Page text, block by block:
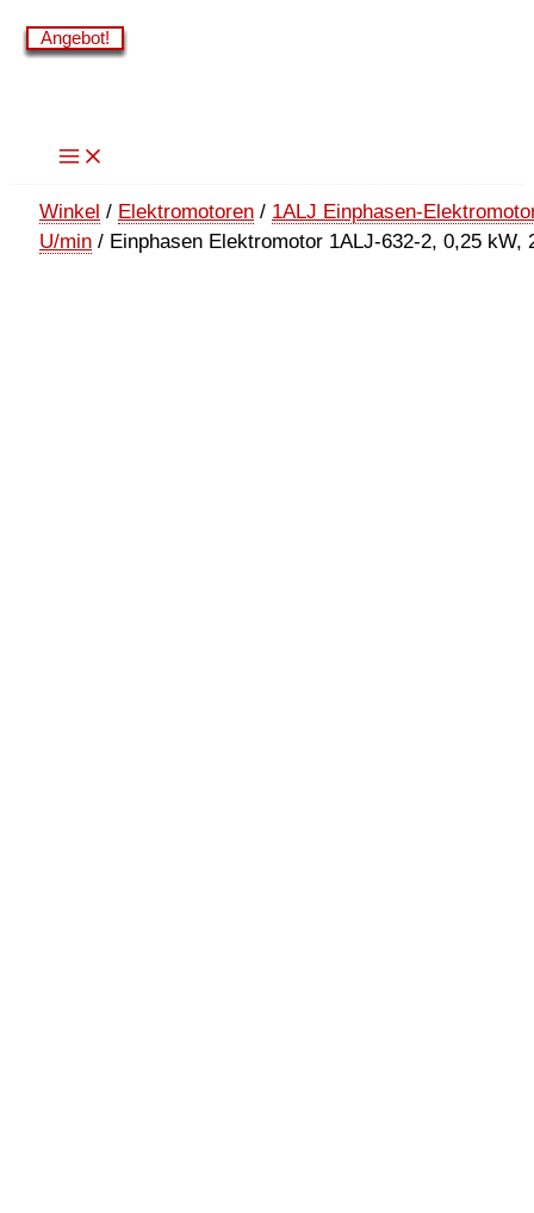
Zum
Inhalt
Winkel / Elektromotoren / 1ALJ Einphasen-
U/min / Einphasen Elektromotor 1ALJ-632-2, 0,25 kW,
Angebot!
Angebot!
Angebot!
Angebot!
Angebot!
Angebot!
Angebot!